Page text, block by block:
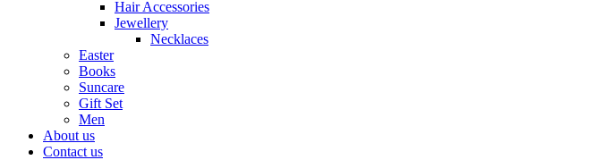
Hair Accessories
Jewellery
Necklaces
Easter
Books
Suncare
Gift Set
Men
About us
Contact us